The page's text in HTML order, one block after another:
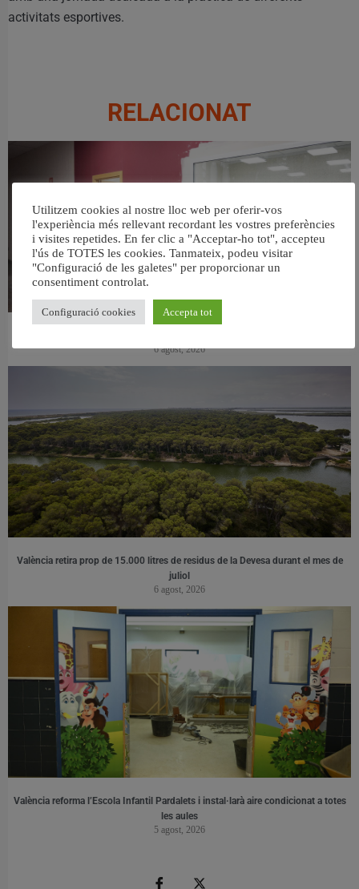
activitats esportives.
RELACIONAT
6 agost, 2026
València retira prop de 15.000 litres de residus de la Devesa durant el mes de
juliol
6 agost, 2026
València reforma l’Escola Infantil Pardalets i instal·larà aire condicionat a totes
les aules
5 agost, 2026
Utilitzem cookies al nostre lloc web per oferir-vos
l'experiència més rellevant recordant les vostres preferències
i visites repetides. En fer clic a "Acceptar-ho tot", accepteu
l'ús de TOTES les cookies. Tanmateix, podeu visitar
"Configuració de les galetes" per proporcionar un
consentiment controlat.
Configuració cookies Accepta tot